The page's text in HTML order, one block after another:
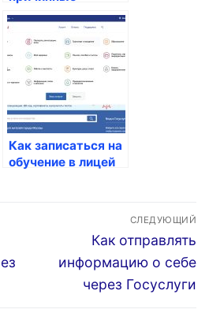
документы через
Госуслуги
Как записаться на
обучение в лицей
СЛЕДУЮЩИЙ
Следующая
запись:
Как отправлять
информацию о себе
через Госуслуги